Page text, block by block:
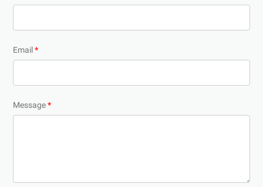
Email *
Message*